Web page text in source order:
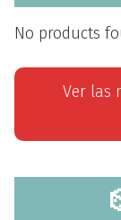
No products
Ver las